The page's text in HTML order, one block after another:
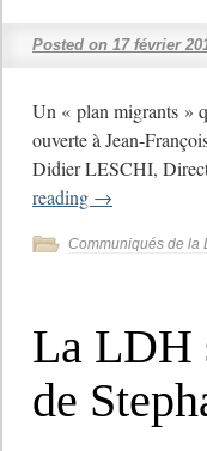
Posted on 17 février
Un « plan migrants »
ouverte à Jean-
Didier LESCHI,
reading →
Communiqués de la
La LDH
de